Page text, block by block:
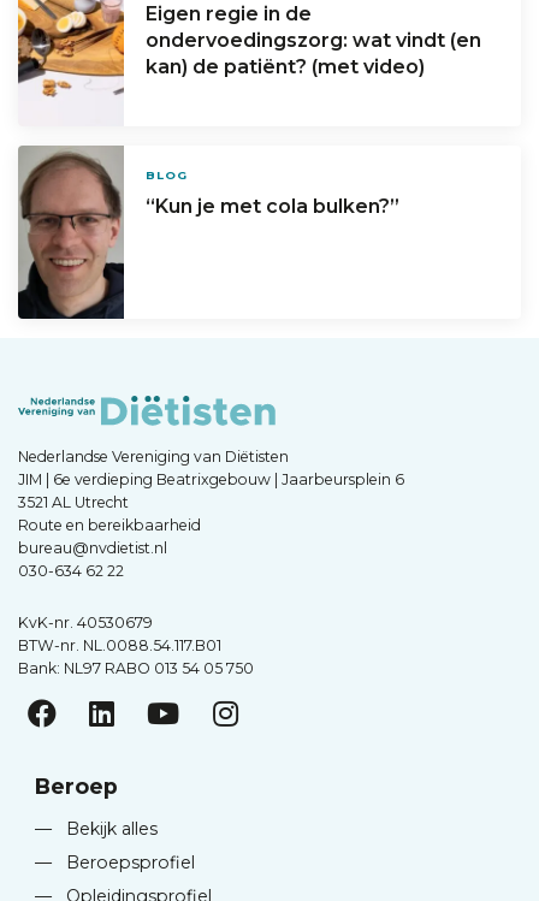
Eigen regie in de
ondervoedingszorg: wat vindt (en
kan) de patiënt? (met video)
BLOG
“Kun je met cola bulken?”
Nederlandse Vereniging van Diëtisten
JIM | 6e verdieping Beatrixgebouw | Jaarbeursplein 6
3521 AL Utrecht
Route en bereikbaarheid
bureau@nvdietist.nl
030-634 62 22
KvK-nr. 40530679
BTW-nr. NL.0088.54.117.B01
Bank: NL97 RABO 013 54 05 750
Beroep
—
Bekijk alles
—
Beroepsprofiel
—
Opleidingsprofiel